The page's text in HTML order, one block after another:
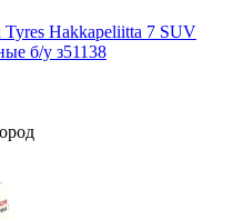
Hakkapeliitta 7 SUV
б/у з51138